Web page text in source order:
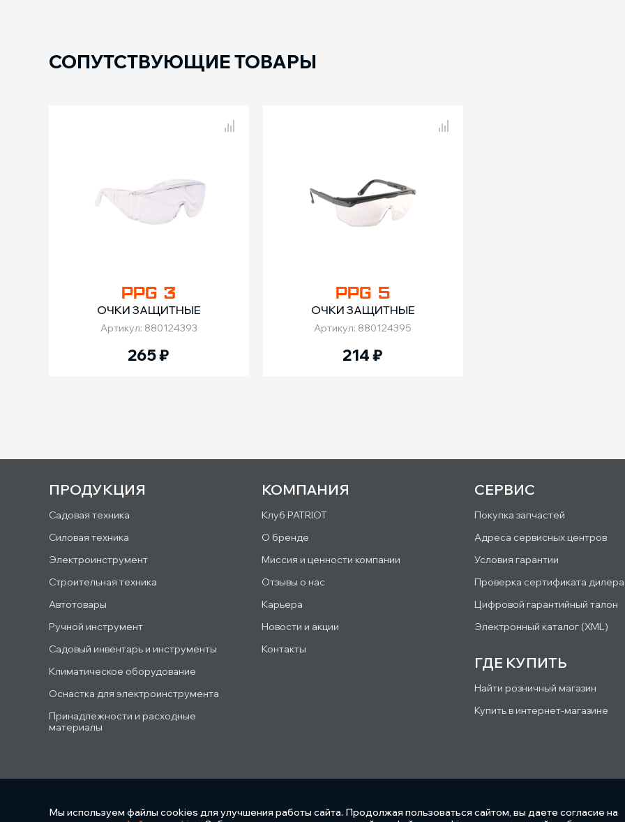
СОПУТСТВУЮЩИЕ ТОВАРЫ
PPG 3
ОЧКИ ЗАЩИТНЫЕ
Артикул: 880124393
265₽
PPG 5
ОЧКИ ЗАЩИТНЫЕ
Артикул: 880124395
214₽
ПРОДУКЦИЯ
Садовая техника
Силовая техника
Электроинструмент
Строительная техника
Автотовары
Ручной инструмент
Садовый инвентарь и инструменты
Климатическое оборудование
Оснастка для электроинструмента
Принадлежности и расходные
материалы
КОМПАНИЯ
Клуб PATRIOT
О бренде
Миссия и ценности компании
Отзывы о нас
Карьера
Новости и акции
Контакты
СЕРВИС
Покупка запчастей
Адреса сервисных центров
Условия гарантии
Проверка сертификата дилера
Цифровой гарантийный талон
Электронный каталог (XML)
ГДЕ КУПИТЬ
Найти розничный магазин
Купить в интернет-магазине
Мы используем файлы cookies для улучшения работы сайта. Продолжая пользоваться сайтом, вы даете согласие на